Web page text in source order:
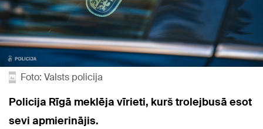
Foto: Valsts policija
Policija Rīgā meklēja vīrieti, kurš trolejbusā esot
sevi apmierinājis.